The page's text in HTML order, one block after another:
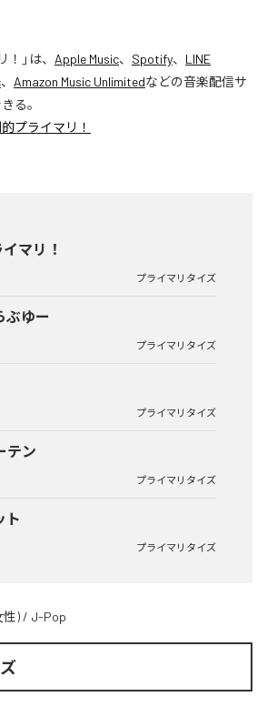
！ 」は、 Apple Music、 Spotify、 LINE
、 Amazon Music Unlimitedなどの音楽配信サ
る。
プライマリ！
マリ！
プライマリタイズ
ぶゆー
プライマリタイズ
プライマリタイズ
テン
プライマリタイズ
ト
プライマリタイズ
性) / J-Pop